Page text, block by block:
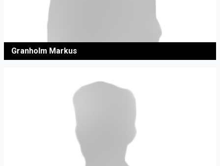
Granholm Markus